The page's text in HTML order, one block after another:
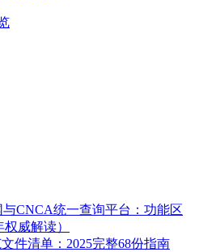
CNCA统一查询平台：功能区
威解读）
件清单：2025完整68份指南